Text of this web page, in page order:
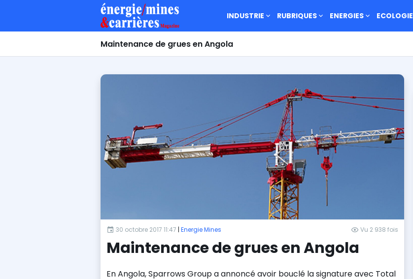
INDUSTRIE RUBRIQUES ENERGIES ECOLOGIE
Maintenance de grues en Angola
30 octobre 2017 11:47 | Energie Mines Vu 2 938 fois
Maintenance de grues en Angola
En Angola, Sparrows Group a annoncé avoir bouclé la signature avec Total